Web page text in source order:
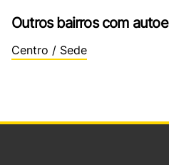
Outros bairros com
Centro / Sede